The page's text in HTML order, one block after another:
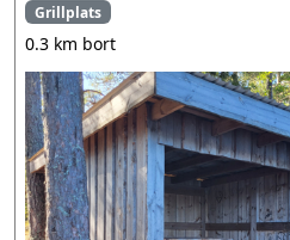
Grillplats
0.3 km bort